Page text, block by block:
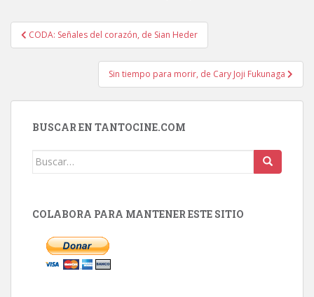
Navegación
de
CODA: Señales del corazón, de Sian Heder
Sin tiempo para morir, de Cary Joji Fukunaga
BUSCAR EN TANTOCINE.COM
Buscar:
COLABORA PARA MANTENER ESTE SITIO